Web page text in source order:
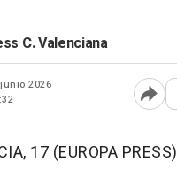
C. Valenciana
2026
17 (EUROPA PRESS)